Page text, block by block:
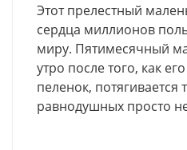
Этот прелестный
сердца миллионов
миру. Пятимесячный
утро после того, как
пеленок, потягивается
равнодушных просто